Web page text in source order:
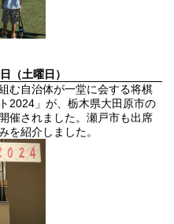
（土曜日）
む自治体が一堂に会する将棋
2024」が、栃木県大田原市の
催されました。瀬戸市も出席
を紹介しました。